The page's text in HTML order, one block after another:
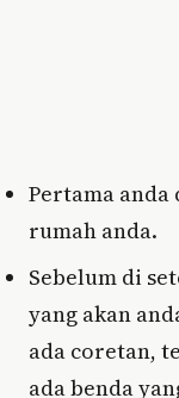
Pertama anda
rumah anda.
Sebelum di
yang akan
ada coretan,
ada benda